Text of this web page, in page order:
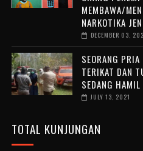
MEMBAWA/
NARKOTIKA
DECEMBER 03,
SEORANG
TERIKAT DAN
SEDANG
JULY 13, 2021
TOTAL KUNJUNGAN